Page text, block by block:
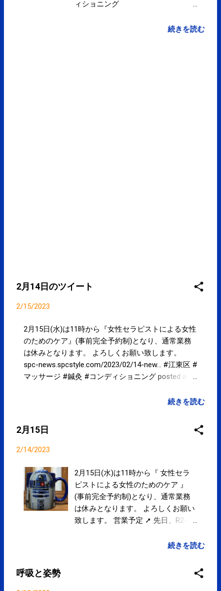
ィショニング
at 12:01:23 from Twitter(@spcstyle)
続きを読む
2月14日のツイート
2/15/2023
2月15日(水)は11時から『女性セラピストによる女性
のためのケア』(事前完全予約制)となり、通常業務
は休みとなります。 よろしくお願い致します。
spc-news.spcstyle.com/2023/02/14-new… #江東区 #
マッサージ #鍼灸 #コンディショニング posted at
続きを読む
2月15日
2/14/2023
2月15日(水)は11時から『 女性セラ
ピストによる女性のためのケア 』
(事前完全予約制)となり、通常業務
は休みとなります。 よろしくお願い
致します。 営業予定 ➚ 先日、R2-D2
りがとうございます。 からだのお手
続きを読む
呼吸と姿勢